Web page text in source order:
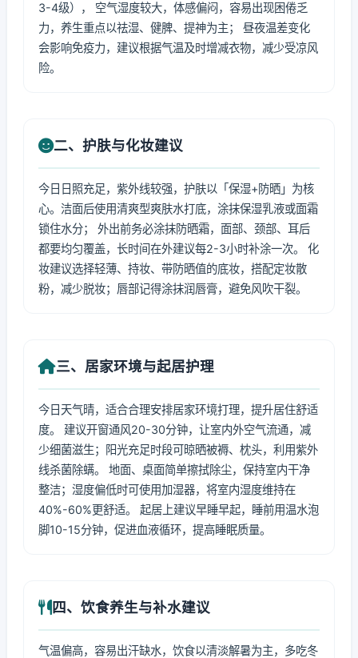
3-4级）， 空气湿度较大，体感偏闷，容易出现困倦乏
力，养生重点以祛湿、健脾、提神为主； 昼夜温差变化
会影响免疫力，建议根据气温及时增减衣物，减少受凉风
险。
二、护肤与化妆建议
今日日照充足，紫外线较强，护肤以「保湿+防晒」为核
心。洁面后使用清爽型爽肤水打底，涂抹保湿乳液或面霜
锁住水分； 外出前务必涂抹防晒霜，面部、颈部、耳后
都要均匀覆盖，长时间在外建议每2-3小时补涂一次。 化
妆建议选择轻薄、持妆、带防晒值的底妆，搭配定妆散
粉，减少脱妆；唇部记得涂抹润唇膏，避免风吹干裂。
三、居家环境与起居护理
今日天气晴，适合合理安排居家环境打理，提升居住舒适
度。 建议开窗通风20-30分钟，让室内外空气流通，减
少细菌滋生；阳光充足时段可晾晒被褥、枕头，利用紫外
线杀菌除螨。 地面、桌面简单擦拭除尘，保持室内干净
整洁；湿度偏低时可使用加湿器，将室内湿度维持在
40%-60%更舒适。 起居上建议早睡早起，睡前用温水泡
脚10-15分钟，促进血液循环，提高睡眠质量。
四、饮食养生与补水建议
气温偏高，容易出汗缺水，饮食以清淡解暑为主，多吃冬